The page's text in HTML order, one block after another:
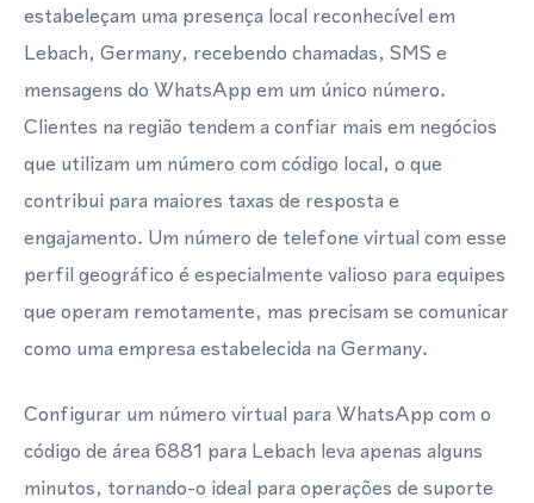
estabeleçam uma presença local reconhecível em
Lebach, Germany, recebendo chamadas, SMS e
mensagens do WhatsApp em um único número.
Clientes na região tendem a confiar mais em negócios
que utilizam um número com código local, o que
contribui para maiores taxas de resposta e
engajamento. Um número de telefone virtual com esse
perfil geográfico é especialmente valioso para equipes
que operam remotamente, mas precisam se comunicar
como uma empresa estabelecida na Germany.
Configurar um número virtual para WhatsApp com o
código de área 6881 para Lebach leva apenas alguns
minutos, tornando-o ideal para operações de suporte